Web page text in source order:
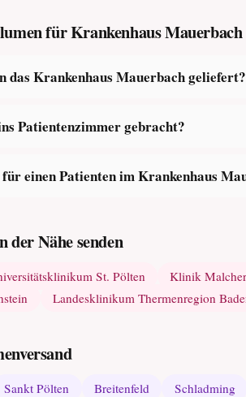
für Krankenhaus Mauerbach
das Krankenhaus Mauerbach geliefert?
Patientenzimmer gebracht?
einen Patienten im Krankenhaus
der Nähe senden
St. Pölten
Klinik
Landesklinikum Thermenregion
Sankt Pölten Breitenfeld Schladming